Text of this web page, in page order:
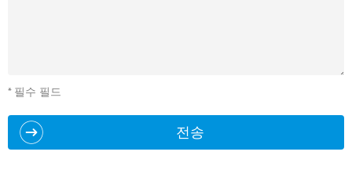
* 필수 필드
전송